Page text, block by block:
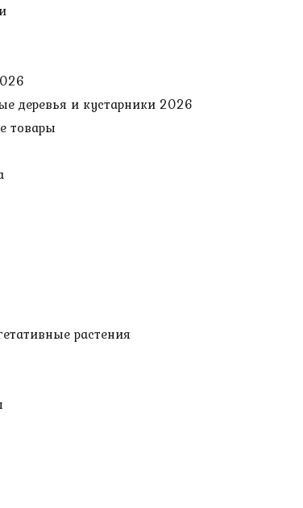
деревья и кустарники 2026
товары
растения